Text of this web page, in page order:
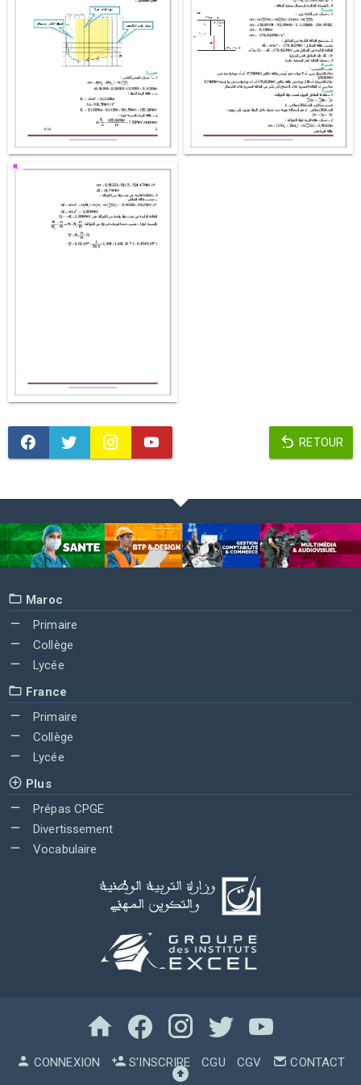
RETOUR
Maroc
Primaire
Collège
Lycée
France
Primaire
Collège
Lycée
Plus
Prépas CPGE
Divertissement
Vocabulaire
CONNEXION S'INSCRIRE CGU CGV CONTACT